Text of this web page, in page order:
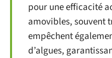
pour une efficacité
amovibles, souvent
empêchent
d’algues,